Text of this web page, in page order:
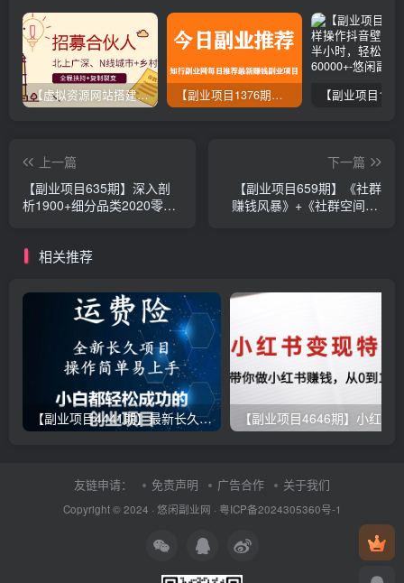
【虚拟资源网站搭建服务】加盟本站系统，做一个和本站一样的独立网站，躺赚的项目 【副业项目1376期】龟课最新闲鱼项目玩法实战教程_全新升级月收益几千到几万
上一篇
【副业项目635期】深入剖
析1900+细分品类2020零食
下一篇
【副业项目659期】《社群
赚钱风暴》+《社群空间站·
相关推荐
【副业项目4441期】最新长久稳定暴利项目，运费险全新玩法，日赚1000（包含详细教程，全程指导）
友链申请： 免责声明 广告合作 关于我们
Copyright © 2024 · 悠闲副业网 · 粤ICP备2024305360号-1